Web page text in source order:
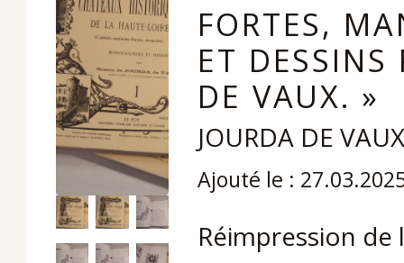
FORTES,
ET DESSINS
DE VAUX. »
JOURDA DE
Ajouté le :
Réimpression de